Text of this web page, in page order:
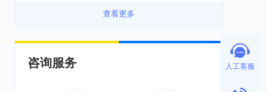
查看更多
咨询服务 人工客服